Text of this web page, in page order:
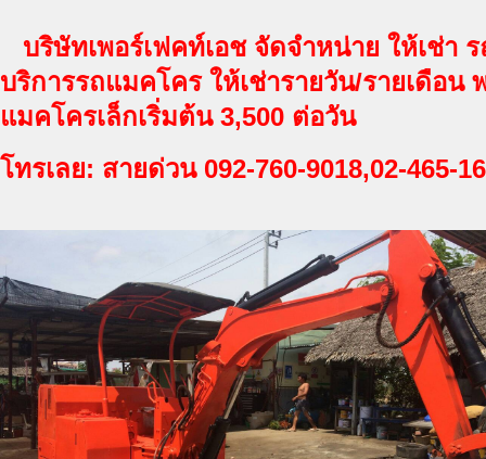
บริษัทเพอร์เฟคท์เอช จัดจำหน่าย ให้เช่า
บริการรถแมคโคร ให้เช่ารายวัน/รายเดือ
แมคโครเล็กเริ่มต้น 3,500 ต่อวัน
โทรเลย: สายด่วน 092-760-9018,02-465-